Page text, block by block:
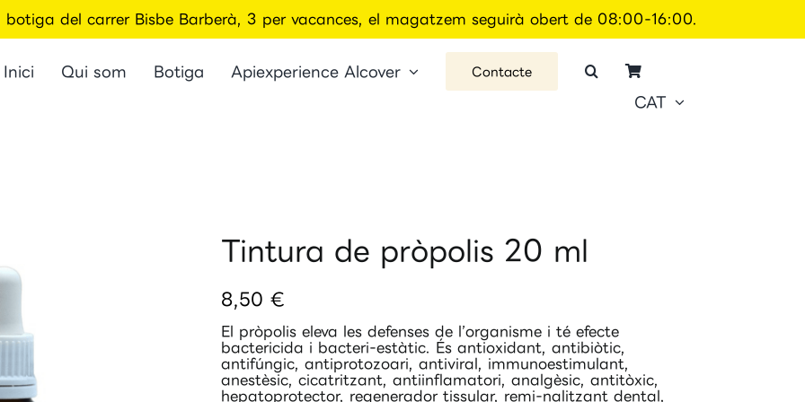
del carrer Bisbe Barberà, 3 per vacances, el magatzem seguirà obert de 08:00-16:00.
Inici Qui som Botiga Apiexperience Alcover Contacte
CAT
Tintura de pròpolis 20 ml
8,50 €
El pròpolis eleva les defenses de l’organisme i té efecte
bactericida i bacteri-estàtic. És antioxidant, antibiòtic,
antifúngic, antiprotozoari, antiviral, immunoestimulant,
anestèsic, cicatritzant, antiinflamatori, analgèsic, antitòxic,
hepatoprotector, regenerador tissular, remi-nalitzant dental,